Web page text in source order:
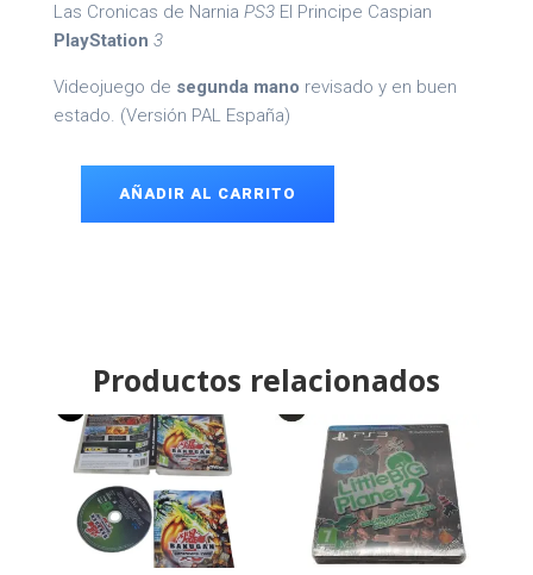
Las Cronicas de Narnia PS3El Principe Caspian
PlayStation 3
Videojuego de segunda mano revisado y en buen
estado. (Versión PAL España)
Cronicas
AÑADIR AL CARRITO
Productos relacionados